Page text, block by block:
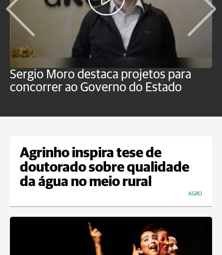
Sergio Moro destaca projetos para
concorrer ao Governo do Estado
Agrinho inspira tese de
doutorado sobre qualidade
da água no meio rural
AGRO